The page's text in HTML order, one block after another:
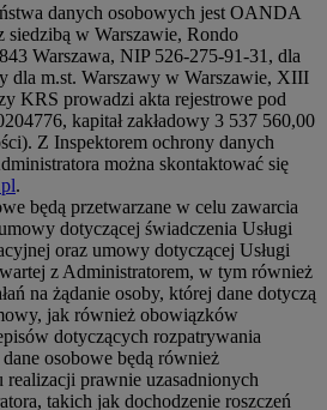
danych osobowych jest OANDA
w Warszawie, Rondo
Warszawa, NIP 526-275-91-31, dla
dla m.st. Warszawy w Warszawie, XIII
KRS prowadzi akta rejestrowe pod
kapitał zakładowy 3 537 560,00
Z Inspektorem ochrony danych
można skontaktować się
.
będą przetwarzane w celu zawarcia
dotyczącej świadczenia Usługi
oraz umowy dotyczącej Usługi
z Administratorem, w tym również
na żądanie osoby, której dane dotyczą
jak również obowiązków
dotyczących rozpatrywania
osobowe będą również
realizacji prawnie uzasadnionych
takich jak dochodzenie roszczeń